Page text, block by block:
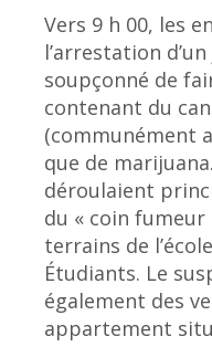
Vers 9 h 00, les
l’arrestation
soupçonné de
contenant du
(communément
que de
déroulaient
du « coin fumeur
terrains de
Étudiants. Le
également des
appartement